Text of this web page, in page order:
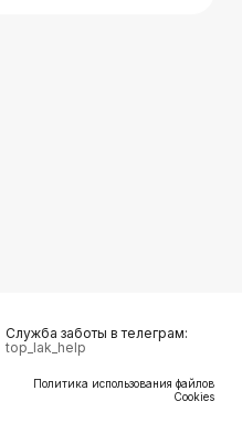
Служба заботы в телеграм:
top_lak_help
Политика использования файлов
Cookies